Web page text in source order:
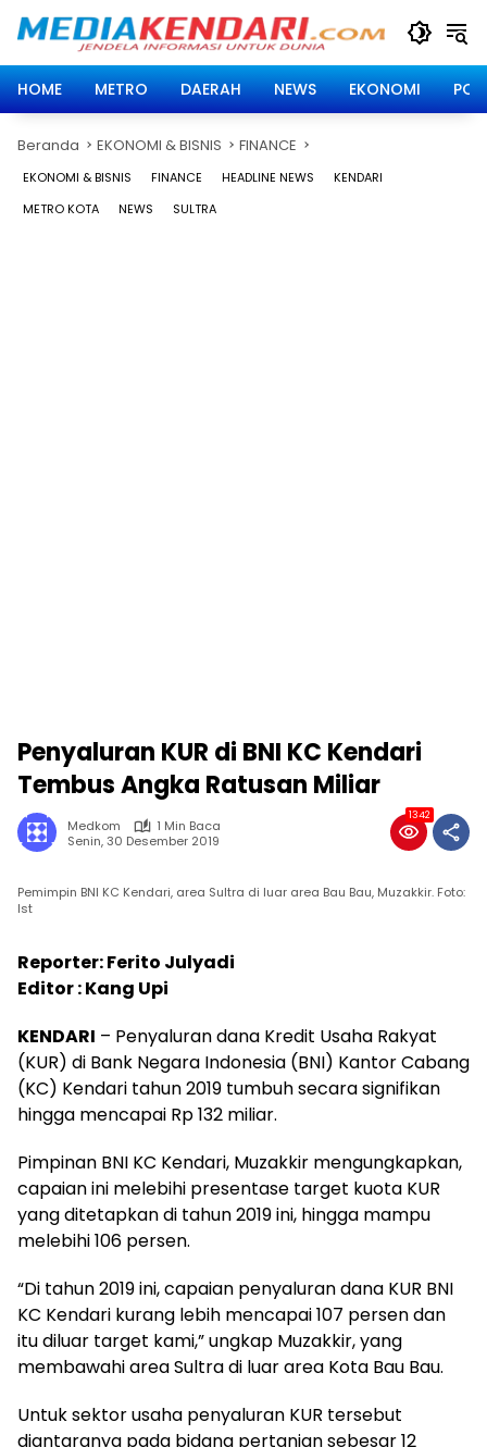
HOME
METRO DAERAH NEWS EKONOMI
Beranda EKONOMI & BISNIS FINANCE
EKONOMI & BISNIS FINANCE HEADLINE NEWS
KENDARI
METRO KOTA
NEWS SULTRA
Penyaluran KUR di BNI KC Kendari
Tembus Angka Ratusan Miliar
Medkom
1 Min Baca
Senin, 30 Desember 2019
1342
Pemimpin BNI KC Kendari, area Sultra di luar area Bau Bau, Muzakkir. Foto:
Ist
Reporter: Ferito Julyadi
Editor : Kang Upi
KENDARI – Penyaluran dana Kredit Usaha Rakyat
(KUR) di Bank Negara Indonesia (BNI) Kantor Cabang
(KC) Kendari tahun 2019 tumbuh secara signifikan
hingga mencapai Rp 132 miliar.
Pimpinan BNI KC Kendari, Muzakkir mengungkapkan,
capaian ini melebihi presentase target kuota KUR
yang ditetapkan di tahun 2019 ini, hingga mampu
melebihi 106 persen.
“Di tahun 2019 ini, capaian penyaluran dana KUR BNI
KC Kendari kurang lebih mencapai 107 persen dan
itu diluar target kami,” ungkap Muzakkir, yang
membawahi area Sultra di luar area Kota Bau Bau.
Untuk sektor usaha penyaluran KUR tersebut
diantaranya pada bidang pertanian sebesar 12